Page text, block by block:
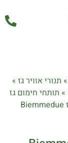
» תנורי אוויר גז »
» תותחי חימום גז
תנור אוויר חם גז Biemmedue